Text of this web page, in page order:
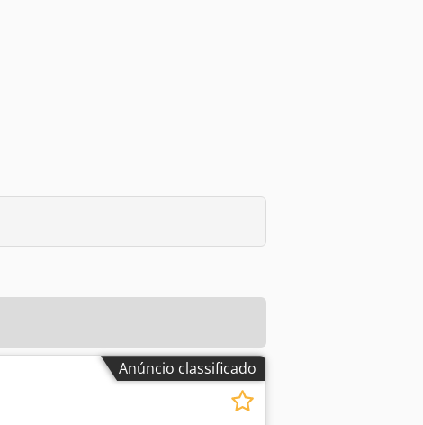
Anúncio classificado